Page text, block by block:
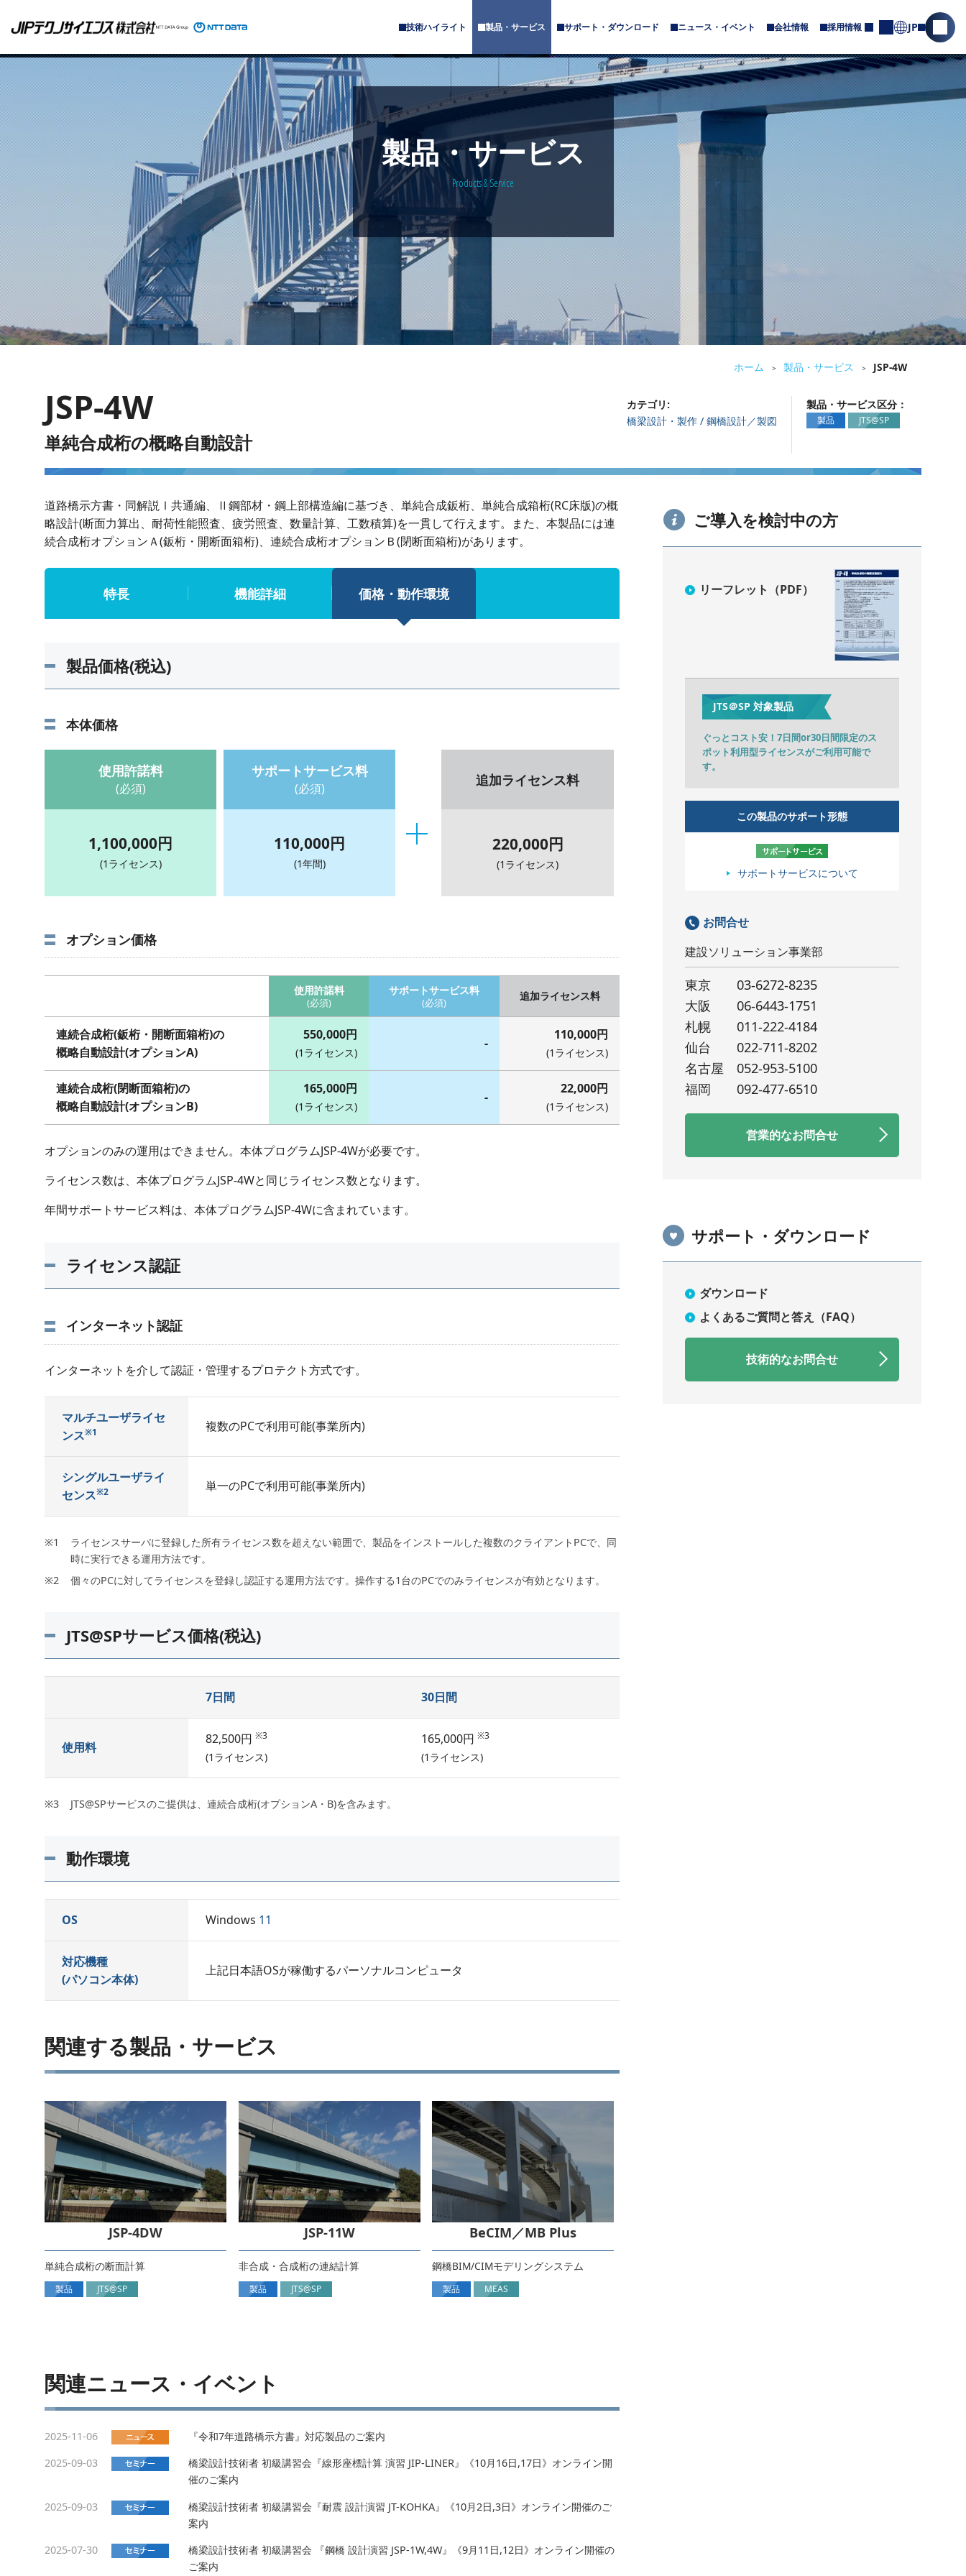
技術ハイライト 製品・サービス
サ
メ
ュ
ー
が
あ
り
ま
サポート・ダウンロード
サ
メ
ニ
ュ
ー
が
あ
り
ニュース・イベント 会社情報
サ
メ
ニ
ュ
ー
が
あ
り
ま
す
採用情報
サ
イ
ト
検
索
を
く
JP
お
問
合
製品・サービス
Products & Service
ホーム > 製品・サービス > JSP-4W
JSP-4W
単純合成桁の概略自動設計
カテゴリ:
橋梁設計・製作 / 鋼橋設計／製図
製品・サービス区分：
製品 JTS@SP
道路橋示方書・同解説Ⅰ共通編、Ⅱ鋼部材・鋼上部構造編に基づき、単純合成鈑桁、単純合成箱桁(RC床版)の概
略設計(断面力算出、耐荷性能照査、疲労照査、数量計算、工数積算)を一貫して行えます。また、本製品には連
続合成桁オプションＡ(鈑桁・開断面箱桁)、連続合成桁オプションＢ(閉断面箱桁)があります。
特長 機能詳細 価格・動作環境
製品価格(税込)
本体価格
使用許諾料
(必須)
1,100,000円
(1ライセンス)
サポートサービス料
(必須)
110,000円
(1年間)
追加ライセンス料
220,000円
(1ライセンス)
オプション価格
使用許諾料
(必須)
サポートサービス料
(必須) 追加ライセンス料
連続合成桁(鈑桁・開断面箱桁)の
概略自動設計(オプションA)
550,000円
(1ライセンス)
-
110,000円
(1ライセンス)
連続合成桁(閉断面箱桁)の
概略自動設計(オプションB)
165,000円
(1ライセンス)
-
22,000円
(1ライセンス)
オプションのみの運用はできません。本体プログラムJSP-4Wが必要です。
ライセンス数は、本体プログラムJSP-4Wと同じライセンス数となります。
年間サポートサービス料は、本体プログラムJSP-4Wに含まれています。
ライセンス認証
インターネット認証
インターネットを介して認証・管理するプロテクト方式です。
マルチユーザライセ
ンス※1 複数のPCで利用可能(事業所内)
シングルユーザライ
センス※2 単一のPCで利用可能(事業所内)
ライセンスサーバに登録した所有ライセンス数を超えない範囲で、製品をインストールした複数のクライアントPCで、同
時に実行できる運用方法です。
個々のPCに対してライセンスを登録し認証する運用方法です。操作する1台のPCでのみライセンスが有効となります。
JTS@SPサービス価格(税込)
7日間 30日間
使用料
82,500円 ※3
(1ライセンス)
165,000円 ※3
(1ライセンス)
JTS@SPサービスのご提供は、連続合成桁(オプションA・B)を含みます。
動作環境
OS Windows 11
対応機種
(パソコン本体)
上記日本語OSが稼働するパーソナルコンピュータ
関連する製品・サービス
JSP-4DW
単純合成桁の断面計算
製品 JTS@SP
JSP-11W
非合成・合成桁の連結計算
製品 JTS@SP
BeCIM／MB Plus
鋼橋BIM/CIMモデリングシステム
製品 MEAS
関連ニュース・イベント
2025-11-06
『令和7年道路橋示方書』対応製品のご案内
2025-09-03
橋梁設計技術者 初級講習会『線形座標計算 演習 JIP-LINER』《10月16日,17日》オンライン開
催のご案内
2025-09-03
橋梁設計技術者 初級講習会『耐震 設計演習 JT-KOHKA』《10月2日,3日》オンライン開催のご
案内
2025-07-30
橋梁設計技術者 初級講習会 『鋼橋 設計演習 JSP-1W,4W』《9月11日,12日》オンライン開催の
ご案内
ご導入を検討中の方
リーフレット（PDF）
JTS＠SP 対象製品
ぐっとコスト安！7日間or30日間限定のス
ポット利用型ライセンスがご利用可能で
す。
この製品のサポート形態
サポートサービスについて
お問合せ
建設ソリューション事業部
東京
03-6272-8235
大阪
06-6443-1751
札幌
011-222-4184
仙台
022-711-8202
名古屋 052-953-5100
福岡
092-477-6510
営業的なお問合せ
サポート・ダウンロード
ダウンロード
よくあるご質問と答え（FAQ）
技術的なお問合せ